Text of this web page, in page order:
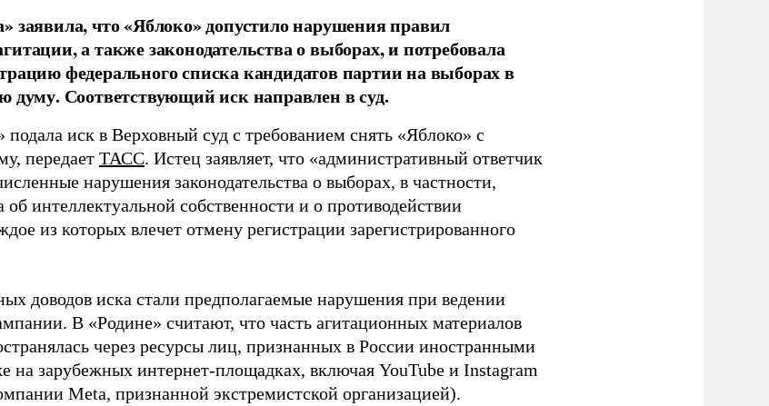
заявила, что «Яблоко» допустило нарушения правил
а также законодательства о выборах, и потребовала
федерального списка кандидатов партии на выборах в
думу. Соответствующий иск направлен в суд.
подала иск в Верховный суд с требованием снять «Яблоко» с
передает ТАСС. Истец заявляет, что «административный ответчик
нарушения законодательства о выборах, в частности,
об интеллектуальной собственности и о противодействии
из которых влечет отмену регистрации зарегистрированного
доводов иска стали предполагаемые нарушения при ведении
В «Родине» считают, что часть агитационных материалов
через ресурсы лиц, признанных в России иностранными
на зарубежных интернет-площадках, включая YouTube и Instagram
Meta, признанной экстремистской организацией).